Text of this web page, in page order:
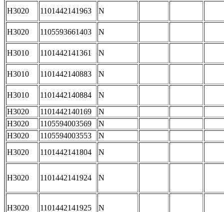
H3020 1101442141963 N
H3020 1105593661403 N
H3010 1101442141361 N
H3010 1101442140883 N
H3010 1101442140884
N
H3020
1101442140169
N
H3020
1105594003569
N
H3020
1105594003553
N
H3020
1101442141804 N
H3020 1101442141924 N
H3020 1101442141925 N